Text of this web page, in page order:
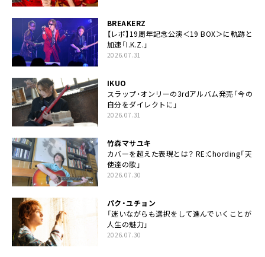
BREAKERZ
【レポ】19周年記念公演＜19 BOX＞に軌跡と
加速「I.K.Z.」
2026.07.31
IKUO
スラップ・オンリーの3rdアルバム発売「今の
自分をダイレクトに」
2026.07.31
竹森マサユキ
カバーを超えた表現とは？ RE:Chording「天
使達の歌」
2026.07.30
パク・ユチョン
「迷いながらも選択をして進んでいくことが
人生の魅力」
2026.07.30